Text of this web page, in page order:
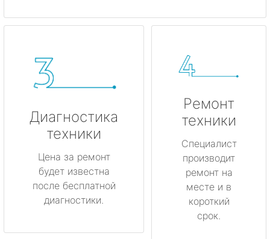
Диагностика
техники
Цена за ремонт
будет известна
после бесплатной
диагностики.
Ремонт
техники
Специалист
производит
ремонт на
месте и в
короткий
срок.